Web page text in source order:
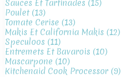
Sauces Et Tartinades (15)
Poulet(13)
Tomate Cerise (13)
Makis Et California Makis (12)
Speculoos (11)
Entremets Et Bavarois (10)
Mascarpone (10)
Kitchenaid Cook Processor (9)